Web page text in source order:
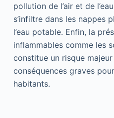
pollution de l’air et de
s’infiltre dans les nappes
l’eau potable. Enfin, la
inflammables comme les
constitue un risque majeur
conséquences graves
habitants.